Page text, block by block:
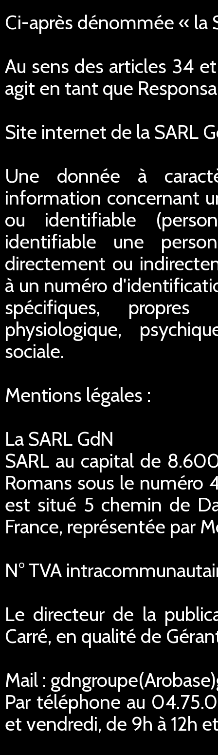
Ci-après dénommée « la
Au sens des articles 34
agit en tant que
Site internet de la SARL
Une donnée à
information concernant
ou identifiable
identifiable une
directement ou
à un numéro
spécifiques,
physiologique,
sociale.
Mentions légales :
La SARL GdN
SARL au capital de
Romans sous le numéro
est situé 5 chemin de
France, représentée par
N° TVA
Le directeur de la
Carré, en qualité de
Mail :
Par téléphone au
et vendredi, de 9h à 12h